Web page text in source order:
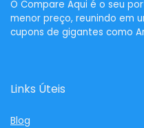
O Compare Aqui é o seu
menor preço, reunindo em
cupons de gigantes como
Links Úteis
Blog